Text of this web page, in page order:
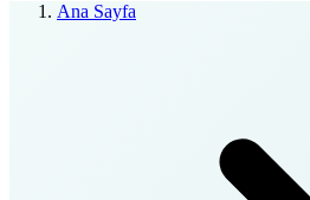
Ana Sayfa